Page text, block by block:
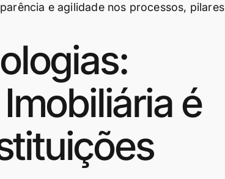
e agilidade nos processos, pilares
é